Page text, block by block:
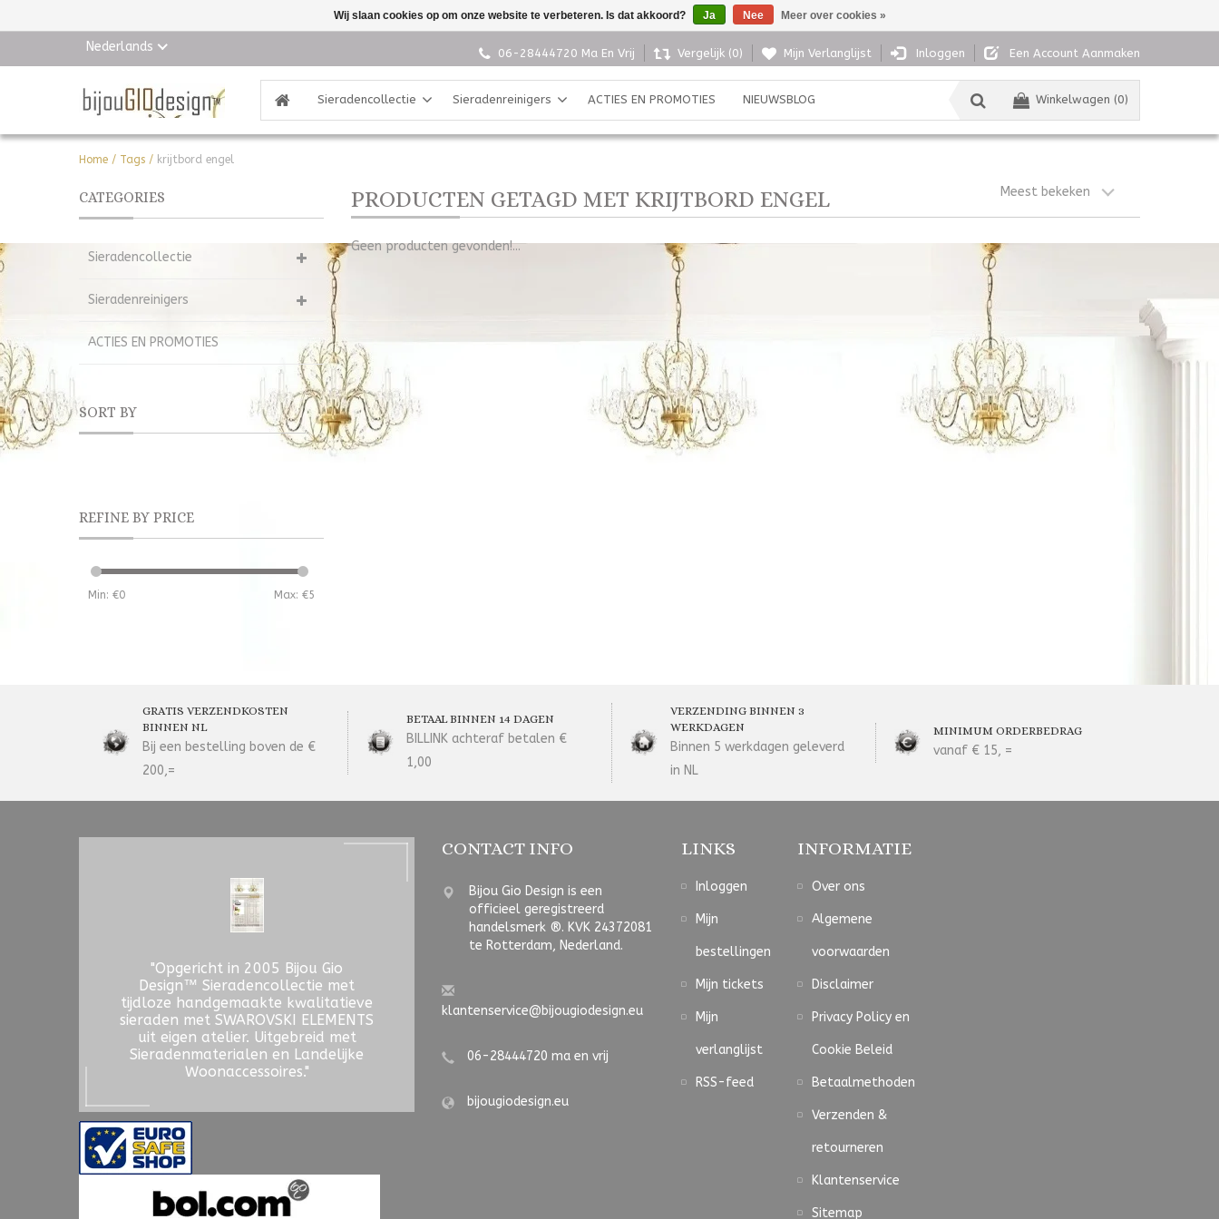
Nederlands 06-28444720 Ma En Vrij Vergelijk (0) Mijn Verlanglijst Inloggen Een Account Aanmaken
Winkelwagen (0)
Sieradencollectie Sieradenreinigers ACTIES EN PROMOTIES NIEUWSBLOG
Home / Tags / krijtbord engel
CATEGORIES
Sieradencollectie
Sieradenreinigers
ACTIES EN PROMOTIES
SORT BY
REFINE BY PRICE
Min: €0 Max: €5
PRODUCTEN GETAGD MET KRIJTBORD ENGEL Meest bekeken
Geen producten gevonden!...
GRATIS VERZENDKOSTEN
BINNEN NL
Bij een bestelling boven de €
200,=
BETAAL BINNEN 14 DAGEN
BILLINK achteraf betalen €
1,00
VERZENDING BINNEN 3
WERKDAGEN
Binnen 5 werkdagen geleverd
in NL
MINIMUM ORDERBEDRAG
vanaf € 15, =
"Opgericht in 2005 Bijou Gio
Design™ Sieradencollectie met
tijdloze handgemaakte kwalitatieve
sieraden met SWAROVSKI ELEMENTS
uit eigen atelier. Uitgebreid met
Sieradenmaterialen en Landelijke
Woonaccessoires."
CONTACT INFO
Bijou Gio Design is een
officieel geregistreerd
handelsmerk ®. KVK 24372081
te Rotterdam, Nederland.
klantenservice@bijougiodesign.eu
06-28444720 ma en vrij
bijougiodesign.eu
LINKS
Inloggen
Mijn
bestellingen
Mijn tickets
Mijn
verlanglijst
RSS-feed
INFORMATIE
Over ons
Algemene
voorwaarden
Disclaimer
Privacy Policy en
Cookie Beleid
Betaalmethoden
Verzenden &
retourneren
Klantenservice
Sitemap
Wij slaan cookies op om onze website te verbeteren. Is dat akkoord? Ja Nee Meer over cookies »